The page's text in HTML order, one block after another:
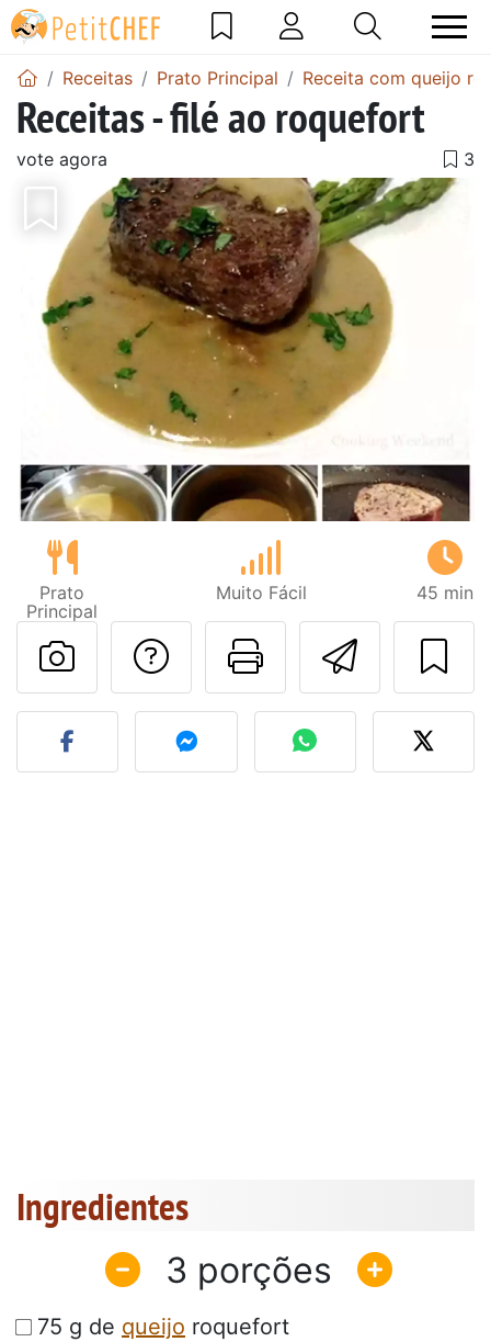
Receitas Prato Principal Receita com queijo
Receitas - filé ao roquefort
vote agora
Prato
Principal
Muito Fácil 45 min
Imprima
Falar com o autor
Fez esta receita?
Ingredientes
3
75 g de queijo roquefort